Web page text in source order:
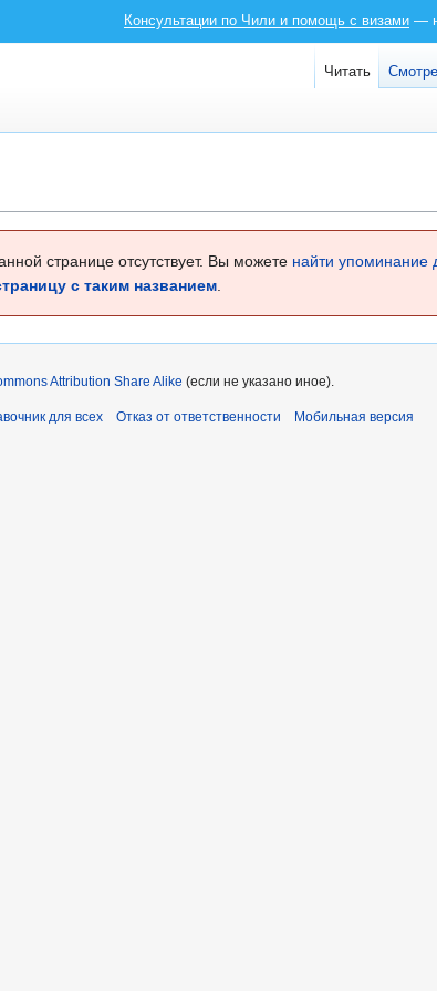
Консультации по Чили и помощь с визами —
странице отсутствует. Вы можете найти упоминание
с таким названием
Читать
Attribution Share Alike (если не указано иное).
для всех Отказ от ответственности Мобильная версия